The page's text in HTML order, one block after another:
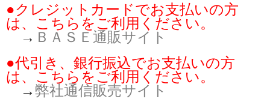
スイーツ
文具
雑貨
ぐんまちゃん
●クレジットカードでお支払いの方
は、こちらをご利用ください。
→ ＢＡＳＥ通販サイト
●代引き、銀行振込でお支払いの方
は、こちらをご利用ください。
→弊社通信販売サイト